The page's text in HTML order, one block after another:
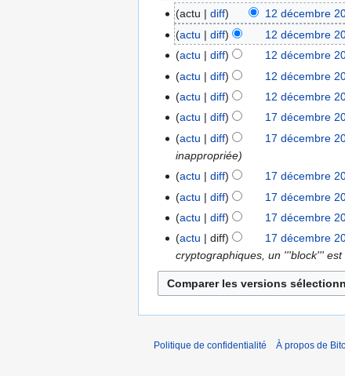
m
actu diff 12 décembre
actu
diff 12 décembre
actu
diff 12 décembre
actu
diff 12 décembre
actu
diff 12 décembre
m
e
2
0
actu diff 17 décembre
actu
diff 17 décembre
inappropriée
actu
diff 17 décembre
A
c
u
n
é
s
m
actu diff 17 décembre
A
c
n
r
é
u
actu diff 17 décembre
A
u
c
u
actu diff 17 décembre
cryptographiques, un '''block'''
Politique de confidentialité À propos de